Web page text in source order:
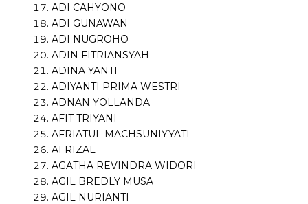
ADI CAHYONO
ADI GUNAWAN
ADI NUGROHO
ADIN FITRIANSYAH
ADINA YANTI
ADIYANTI PRIMA WESTRI
ADNAN YOLLANDA
AFIT TRIYANI
AFRIATUL MACHSUNIYYATI
AFRIZAL
AGATHA REVINDRA WIDORI
AGIL BREDLY MUSA
AGIL NURIANTI